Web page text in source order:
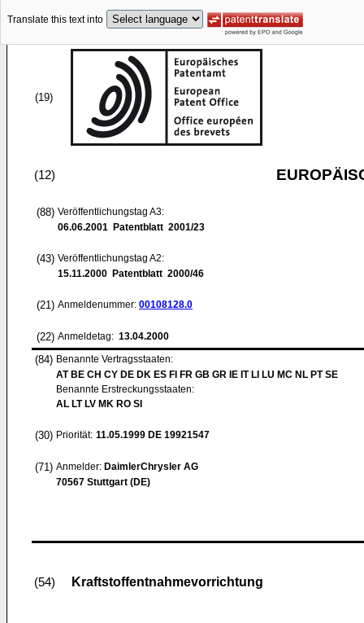
Translate this text into
(19)
(12)
(88) Veröffentlichungstag A3:
06.06.2001 Patentblatt 2001/23
(43) Veröffentlichungstag A2:
15.11.2000 Patentblatt 2000/46
(21) Anmeldenummer: 00108128.0
(22) Anmeldetag: 13.04.2000
(84) Benannte Vertragsstaaten:
AT BE CH CY DE DK ES FI FR GB GR IE IT LI LU MC NL PT SE
Benannte Erstreckungsstaaten:
AL LT LV MK RO SI
(30) Priorität: 11.05.1999 DE 19921547
(71) Anmelder: DaimlerChrysler AG
70567 Stuttgart (DE)
(54) Kraftstoffentnahmevorrichtung